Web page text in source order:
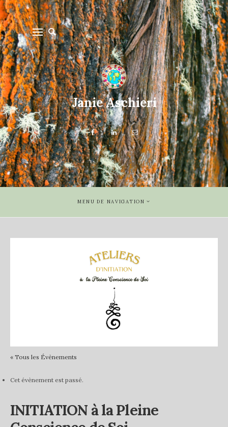
Janie Aschieri
MENU DE NAVIGATION
« Tous les Évènements
Cet évènement est passé.
INITIATION à la Pleine